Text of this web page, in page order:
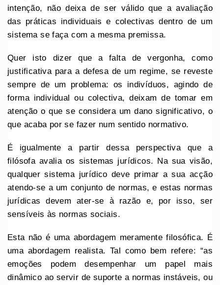
intenção, não deixa de ser válido que a avaliação
das práticas individuais e colectivas dentro de um
sistema se faça com a mesma premissa.
Quer isto dizer que a falta de vergonha, como
justificativa para a defesa de um regime, se reveste
sempre de um problema: os indivíduos, agindo de
forma individual ou colectiva, deixam de tomar em
atenção o que se considera um dano significativo, o
que acaba por se fazer num sentido normativo.
É igualmente a partir dessa perspectiva que a
filósofa avalia os sistemas jurídicos. Na sua visão,
qualquer sistema jurídico deve primar a sua acção
atendo-se a um conjunto de normas, e estas normas
jurídicas devem ater-se à razão e, por isso, ser
sensíveis às normas sociais.
Esta não é uma abordagem meramente filosófica. É
uma abordagem realista. Tal como bem refere: “as
emoções podem desempenhar um papel mais
dinâmico ao servir de suporte a normas instáveis, ou